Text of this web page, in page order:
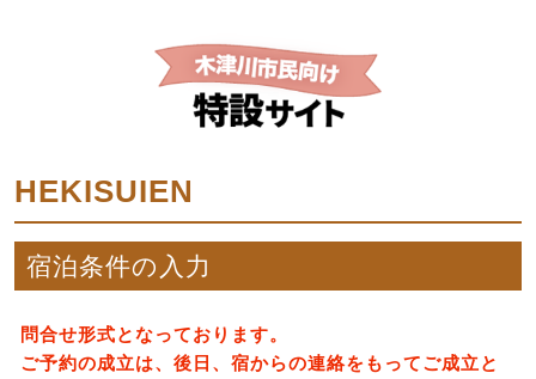
HEKISUIEN
宿泊条件の入力
問合せ形式となっております。
ご予約の成立は、後日、宿からの連絡をもってご成立と